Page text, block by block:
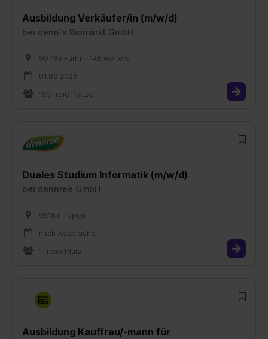
Ausbildung Verkäufer/in (m/w/d)
bei denn`s Biomarkt GmbH
90765 Fürth + 145 weitere
01.09.2026
150 freie Plätze
Duales Studium Informatik (m/w/d)
bei dennree GmbH
95183 Töpen
nach Absprache
1 freier Platz
Ausbildung Kauffrau/-mann für